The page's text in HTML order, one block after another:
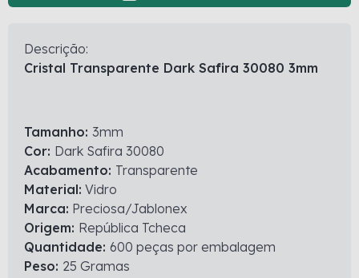
Descrição:
Cristal Transparente Dark Safira 30080 3mm
Tamanho: 3mm
Cor: Dark Safira 30080
Acabamento: Transparente
Material: Vidro
Marca: Preciosa/Jablonex
Origem: República Tcheca
Quantidade: 600 peças por embalagem
Peso: 25 Gramas